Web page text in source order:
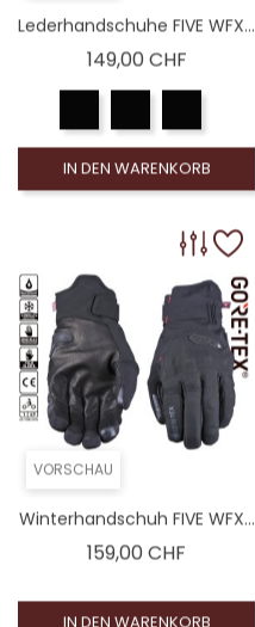
Lederhandschuhe FIVE WFX...
149,00 CHFPreis
IN DEN WARENKORB
VORSCHAU
Winterhandschuh FIVE WFX...
159,00 CHF
IN DEN WARENKORB